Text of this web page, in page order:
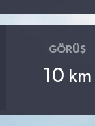
GÖRÜŞ
10 km